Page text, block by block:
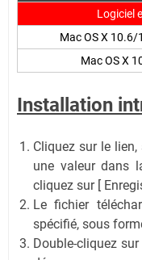
Logiciel
Mac OS X
Mac OS X
Installation
Cliquez sur le
une valeur dans
cliquez sur [
Le fichier
spécifié, sous
Double-cliquez